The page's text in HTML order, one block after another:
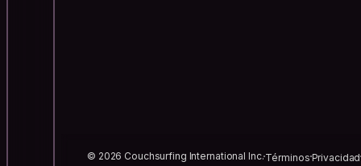
© 2026 Couchsurfing International Inc.TérminosPrivacidad